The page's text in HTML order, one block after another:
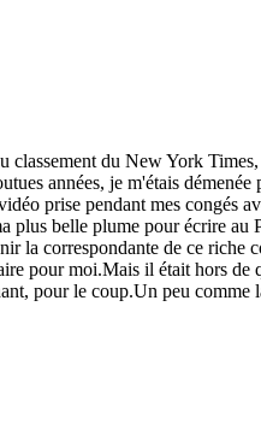
classement du New York
années, je m'étais
prise pendant mes congés
plus belle plume pour écrire
la correspondante de ce
pour moi.Mais il était hors de
pour le coup.Un peu